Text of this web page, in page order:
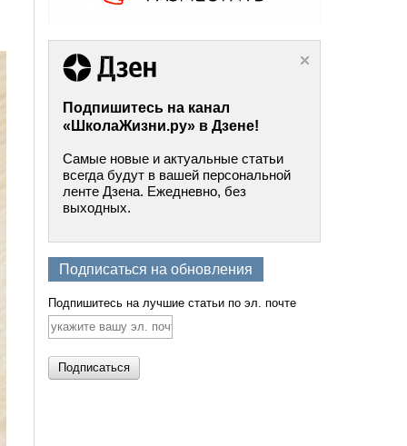
Подпишитесь на канал
«ШколаЖизни.ру» в Дзене!
Самые новые и актуальные статьи
всегда будут в вашей персональной
ленте Дзена. Ежедневно, без
выходных.
Подписаться на обновления
Подпишитесь на лучшие статьи по эл. почте